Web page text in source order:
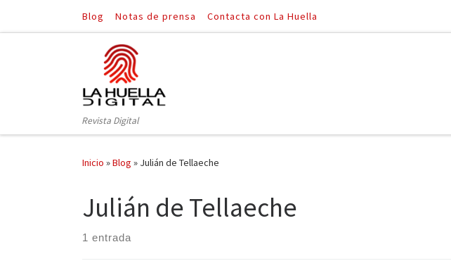
Saltar al contenido
Blog Notas de prensa Contacta con La Huella
Revista Digital
Inicio »Blog » Julián de Tellaeche
Julián de Tellaeche
1 entrada